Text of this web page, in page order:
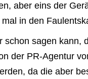
aber eins der
in den
schon sagen kann,
der PR-Agentur
da die aber